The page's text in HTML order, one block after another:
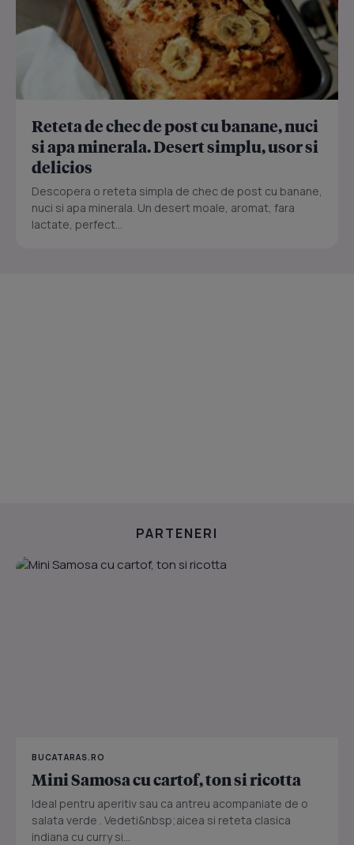
Reteta de chec de post cu banane, nuci
si apa minerala. Desert simplu, usor si
delicios
Descopera o reteta simpla de chec de post cu banane,
nuci si apa minerala. Un desert moale, aromat, fara
lactate, perfect...
PARTENERI
BUCATARAS.RO
Mini Samosa cu cartof, ton si ricotta
Ideal pentru aperitiv sau ca antreu acompaniate de o
salata verde . Vedeti&nbsp;aicea si reteta clasica
indiana cu curry si...